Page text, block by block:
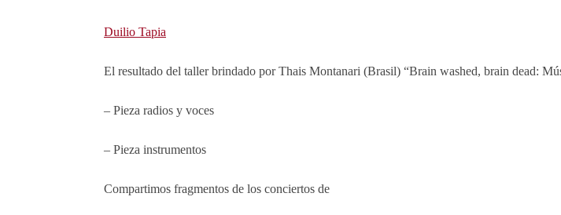
Duilio Tapia
El resultado del taller brindado por Thais Montanari (Brasil) “Brain washed, brain dead:
– Pieza radios y voces
– Pieza instrumentos
Compartimos fragmentos de los conciertos de